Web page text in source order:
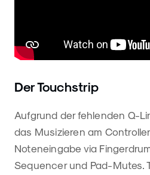
Der Touchstrip
Aufgrund der fehlenden Q-
das Musizieren am
Noteneingabe via
Sequencer und Pad-Mutes.